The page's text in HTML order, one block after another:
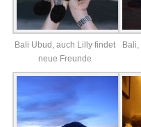
Bali Ubud, auch Lilly findet
neue Freunde